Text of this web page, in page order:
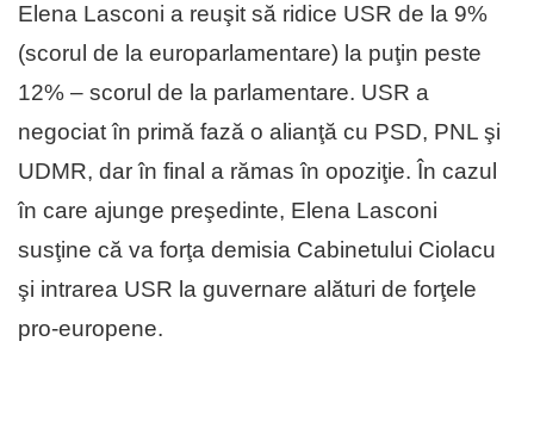
Elena Lasconi a reuşit să ridice USR de la 9%
(scorul de la europarlamentare) la puţin peste
12% – scorul de la parlamentare. USR a
negociat în primă fază o alianţă cu PSD, PNL şi
UDMR, dar în final a rămas în opoziţie. În cazul
în care ajunge preşedinte, Elena Lasconi
susţine că va forţa demisia Cabinetului Ciolacu
şi intrarea USR la guvernare alături de forţele
pro-europene.